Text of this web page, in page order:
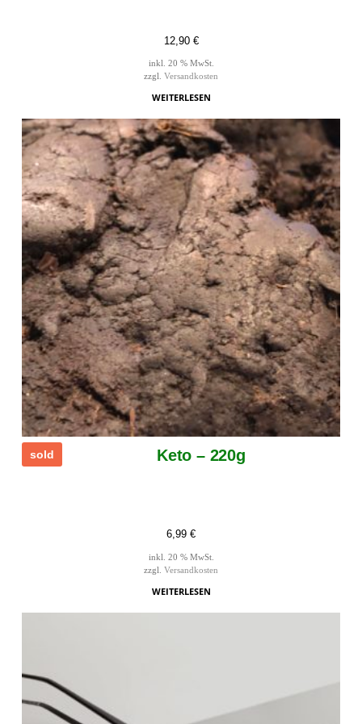
12,90 €
inkl. 20 % MwSt.
zzgl. Versandkosten
WEITERLESEN
sold Keto – 220g
6,99 €
inkl. 20 % MwSt.
zzgl. Versandkosten
WEITERLESEN